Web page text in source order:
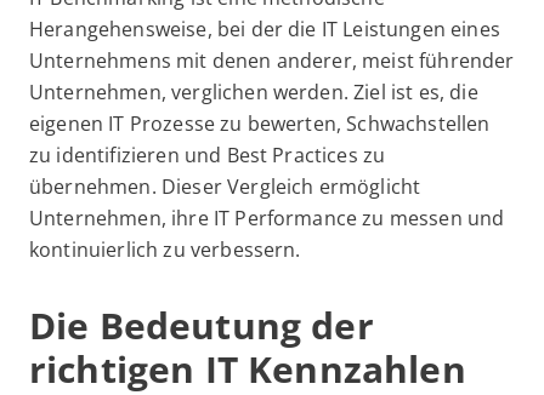
Herangehensweise, bei der die IT Leistungen eines
Unternehmens mit denen anderer, meist führender
Unternehmen, verglichen werden. Ziel ist es, die
eigenen IT Prozesse zu bewerten, Schwachstellen
zu identifizieren und Best Practices zu
übernehmen. Dieser Vergleich ermöglicht
Unternehmen, ihre IT Performance zu messen und
kontinuierlich zu verbessern.
Die Bedeutung der
richtigen IT Kennzahlen